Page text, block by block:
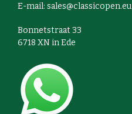
E-mail: sales@classicopen.eu
Bonnetstraat 33
6718 XN in Ede